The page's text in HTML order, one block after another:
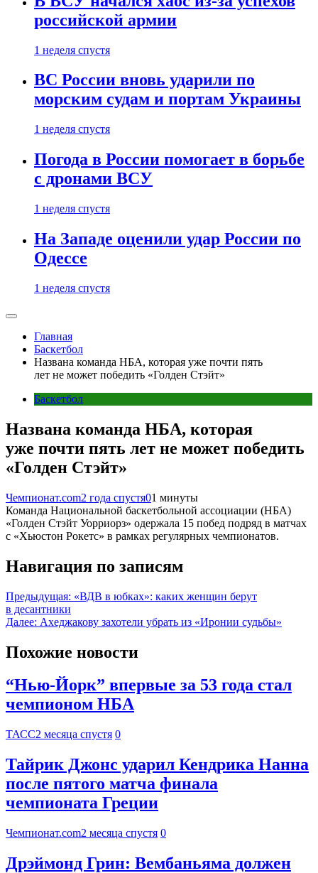
российской армии
1 неделя спустя
ВС России вновь ударили по
морским судам и портам Украины
1 неделя спустя
Погода в России помогает в борьбе
с дронами ВСУ
1 неделя спустя
На Западе оценили удар России по
Одессе
1 неделя спустя
Главная
Баскетбол
Названа команда НБА, которая уже почти пять
лет не может победить «Голден Стэйт»
Баскетбол
Названа команда НБА, которая
уже почти пять лет не может победить
«Голден Стэйт»
Чемпионат.com2 года спустя01 минуты
Команда Национальной баскетбольной ассоциации (НБА)
«Голден Стэйт Уорриорз» одержала 15 побед подряд в матчах
с «Хьюстон Рокетс» в рамках регулярных чемпионатов.
Навигация по записям
Предыдущая: «ВДВ в юбках»: каких женщин берут
в десантники
Далее: Ахеджакову захотели убрать из «Иронии судьбы»
Похожие новости
“Нью-Йорк” впервые за 53 года стал
чемпионом НБА
ТАСС2 месяца спустя 0
Тайрик Джонс ударил Кендрика Нанна
после пятого матча финала
чемпионата Греции
Чемпионат.com2 месяца спустя 0
Дрэймонд Грин: Вембаньяма должен